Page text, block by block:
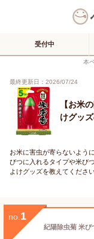
受付中
本
最終更新日：2026/07/24
【お米
けグッ
お米に害虫が寄らないよう
びつに入れるタイプや米び
よけグッズを教えてください
no. 1